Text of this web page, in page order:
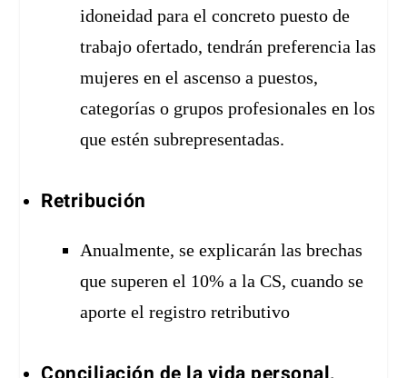
idoneidad para el concreto puesto de
trabajo ofertado, tendrán preferencia las
mujeres en el ascenso a puestos,
categorías o grupos profesionales en los
que estén subrepresentadas.
Retribución
Anualmente, se explicarán las brechas
que superen el 10% a la CS, cuando se
aporte el registro retributivo